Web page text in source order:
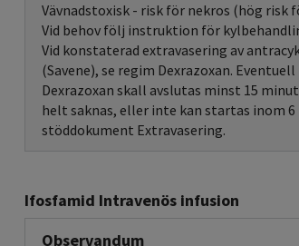
Vävnadstoxisk - risk för nekros (hög risk
Vid behov följ instruktion för
Vid konstaterad extravasering av
(Savene), se regim Dexrazoxan.
Dexrazoxan skall avslutas minst 15
helt saknas, eller inte kan startas inom 6
stöddokument Extravasering.
Ifosfamid Intravenös infusion
Observandum